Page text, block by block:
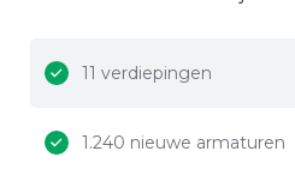
11 verdiepingen
1.240 nieuwe armaturen